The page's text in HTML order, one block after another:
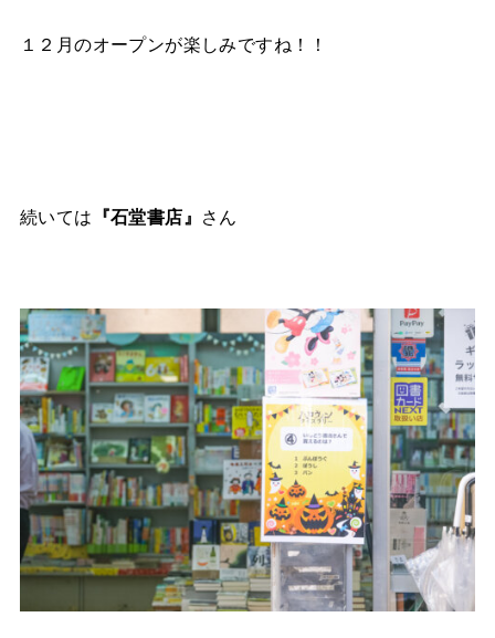
１２月のオープンが楽しみですね！！
続いては 『石堂書店』 さん